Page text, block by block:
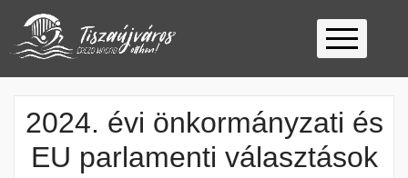
Kezdőlap
Ügyfélfogadás
Ügyintézés
2024. évi önkormányzati és
EU parlamenti választások